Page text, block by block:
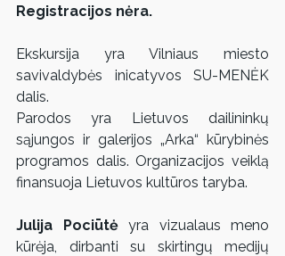
Registracijos nėra.
Ekskursija yra Vilniaus miesto
savivaldybės inicatyvos SU-MENĖK
dalis.
Parodos yra Lietuvos dailininkų
sąjungos ir galerijos „Arka“ kūrybinės
programos dalis. Organizacijos veiklą
finansuoja Lietuvos kultūros taryba.
Julija Pociūtė yra vizualaus meno
kūrėja, dirbanti su skirtingų medijų